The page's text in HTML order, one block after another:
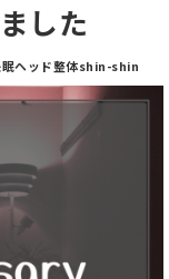
した
眠ヘッド整体shin-shin